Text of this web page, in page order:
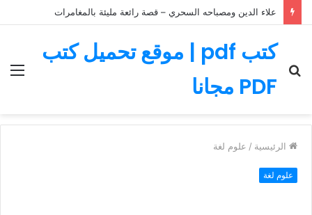
علاء الدين ومصباحه السحري – قصة رائعة مليئة بالمغامرات
كتب pdf | موقع تحميل كتب
PDF مجاناعن
الرئيسية / علوم لغة
علوم لغة